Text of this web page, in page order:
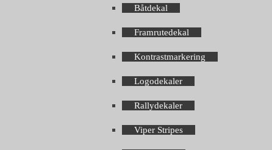
Båtdekal
Framrutedekal
Kontrastmarkering
Logodekaler
Rallydekaler
Viper Stripes